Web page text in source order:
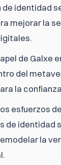
identidad
mejorar la
de Galxe
del
la
esfuerzos
de identidad
la